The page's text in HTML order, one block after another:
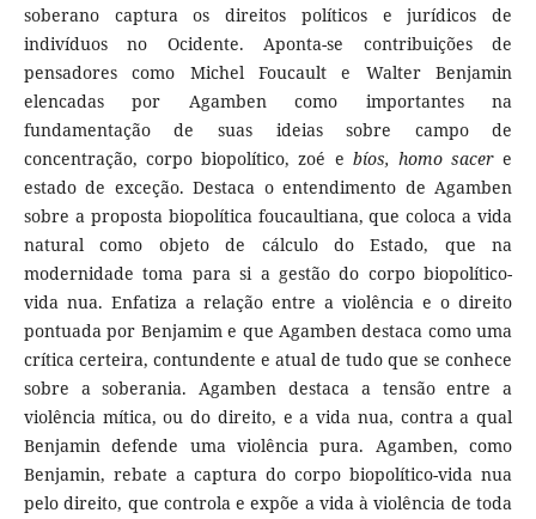
soberano captura os direitos políticos e jurídicos de
indivíduos no Ocidente. Aponta-se contribuições de
pensadores como Michel Foucault e Walter Benjamin
elencadas por Agamben como importantes na
fundamentação de suas ideias sobre campo de
concentração, corpo biopolítico, zoé e bíos, homo sacere
estado de exceção. Destaca o entendimento de Agamben
sobre a proposta biopolítica foucaultiana, que coloca a vida
natural como objeto de cálculo do Estado, que na
modernidade toma para si a gestão do corpo biopolítico-
vida nua. Enfatiza a relação entre a violência e o direito
pontuada por Benjamim e que Agamben destaca como uma
crítica certeira, contundente e atual de tudo que se conhece
sobre a soberania. Agamben destaca a tensão entre a
violência mítica, ou do direito, e a vida nua, contra a qual
Benjamin defende uma violência pura. Agamben, como
Benjamin, rebate a captura do corpo biopolítico-vida nua
pelo direito, que controla e expõe a vida à violência de toda